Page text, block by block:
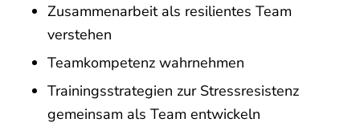
Zusammenarbeit als resilientes Team
verstehen
Teamkompetenz wahrnehmen
Trainingsstrategien zur Stressresistenz
gemeinsam als Team entwickeln